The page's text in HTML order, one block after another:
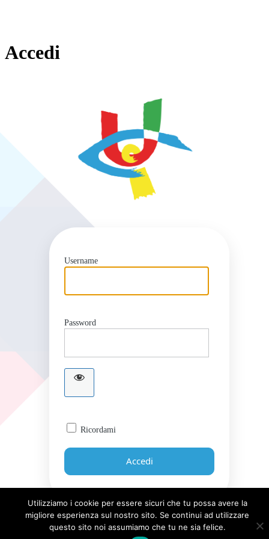
Accedi
Username
Password
Ricordami
Password dimenticata?
Utilizziamo i cookie per essere sicuri che tu possa avere la
migliore esperienza sul nostro sito. Se continui ad utilizzare
questo sito noi assumiamo che tu ne sia felice.